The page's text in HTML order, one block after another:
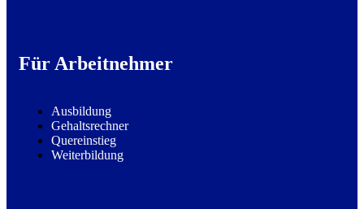
Für Arbeitnehmer
Ausbildung
Gehaltsrechner
Quereinstieg
Weiterbildung